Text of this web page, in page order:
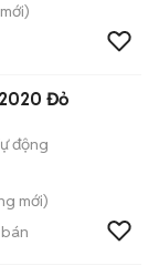
mới)
Đỏ
động
mới)